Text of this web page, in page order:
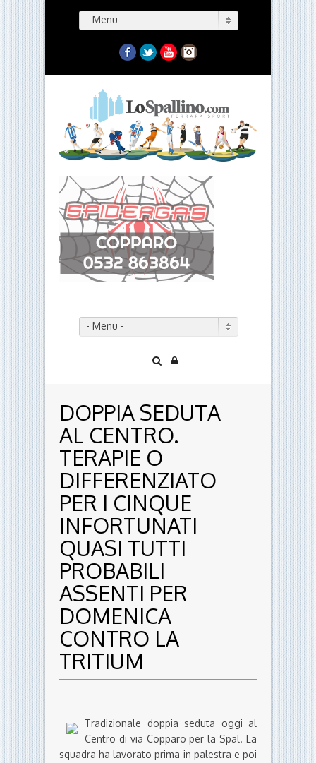
- Menu -
Facebook
TwitterYouTubeInstagram
- Menu -
DOPPIA SEDUTA
AL CENTRO.
TERAPIE O
DIFFERENZIATO
PER I CINQUE
INFORTUNATI
QUASI TUTTI
PROBABILI
ASSENTI PER
DOMENICA
CONTRO LA
TRITIUM
Tradizionale doppia seduta oggi al
Centro di via Copparo per la Spal. La
squadra ha lavorato prima in palestra e poi